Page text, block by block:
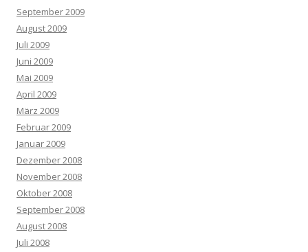
September 2009
August 2009
Juli 2009
Juni 2009
Mai 2009
April 2009
März 2009
Februar 2009
Januar 2009
Dezember 2008
November 2008
Oktober 2008
September 2008
August 2008
Juli 2008